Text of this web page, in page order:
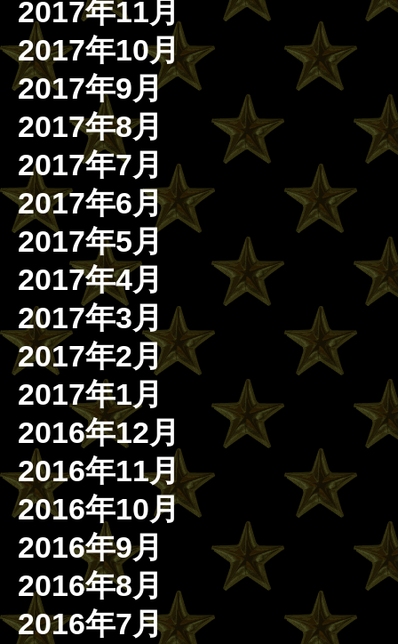
2017年11月
2017年10月
2017年9月
2017年8月
2017年7月
2017年6月
2017年5月
2017年4月
2017年3月
2017年2月
2017年1月
2016年12月
2016年11月
2016年10月
2016年9月
2016年8月
2016年7月